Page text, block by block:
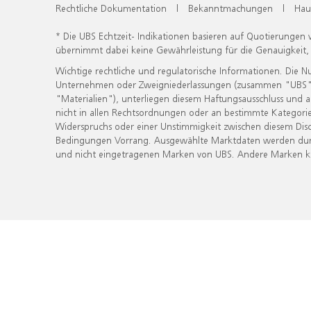
Rechtliche Dokumentation | Bekanntmachungen |
* Die UBS Echtzeit- Indikationen basieren auf
übernimmt dabei keine Gewährleistung für die
Wichtige rechtliche und regulatorische Informationen. Die
Unternehmen oder Zweigniederlassungen (zusammen
"Materialien"), unterliegen diesem Haftungsausschluss
nicht in allen Rechtsordnungen oder an bestimmte
Widerspruchs oder einer Unstimmigkeit zwischen diesem
Bedingungen Vorrang. Ausgewählte Marktdaten werden
und nicht eingetragenen Marken von UBS. Andere Marken